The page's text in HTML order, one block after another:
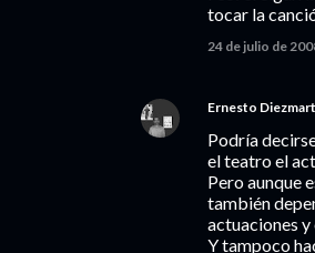
tocar la
24 de julio de
Ernesto
Podría
el teatro el
Pero aunque
también
actuaciones
Y tampoco